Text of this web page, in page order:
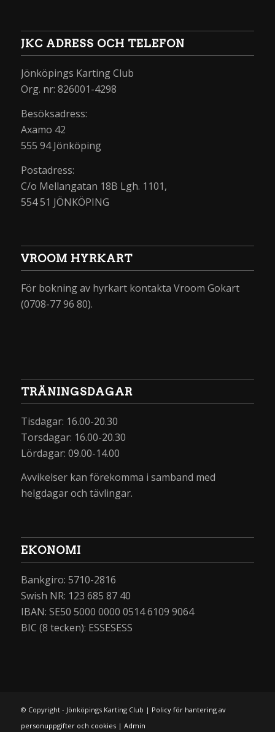
JKC ADRESS OCH TELEFON
Jönköpings Karting Club
Org. nr: 826001-4298
Besöksadress:
Axamo 42
555 94 Jönköping
Postadress:
C/o Mellangatan 18B Lgh. 1101,
554 51 JÖNKÖPING
VROOM HYRKART
För bokning av hyrkart kontakta Vroom Gokart
(0708-77 96 80).
TRÄNINGSDAGAR
Tisdagar: 16.00-20.30
Torsdagar: 16.00-20.30
Lördagar: 09.00-14.00
Avvikelser kan förekomma i samband med
helgdagar och tävlingar.
EKONOMI
Bankgiro: 5710-2816
Swish NR: 123 685 87 40
IBAN: SE50 5000 0000 0514 6109 9064
BIC (8 tecken): ESSESESS
© Copyright - Jönköpings Karting Club | Policy för hantering av
personuppgifter och cookies| Admin